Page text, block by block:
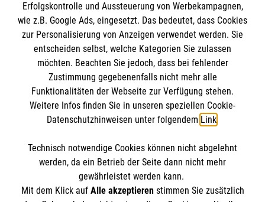
Informationen
Impressum
Datenschutz
Barrierefreiheit
Presse
Spendenkonto
Pax-Bank für Kirche und Caritas eG
IBAN: DE48 3706 0120 1201 2290 10
BIC: GENODED1PA7
So finden Sie uns
Erfolgskontrolle und Aussteuerung von Werbekampagnen,
wie z.B. Google Ads, eingesetzt. Das bedeutet, dass Cookies
zur Personalisierung von Anzeigen verwendet werden. Sie
entscheiden selbst, welche Kategorien Sie zulassen
möchten. Beachten Sie jedoch, dass bei fehlender
Zustimmung gegebenenfalls nicht mehr alle
Funktionalitäten der Webseite zur Verfügung stehen.
Weitere Infos finden Sie in unseren speziellen Cookie-
Datenschutzhinweisen unter folgendem Link.
Technisch notwendige Cookies können nicht abgelehnt
werden, da ein Betrieb der Seite dann nicht mehr
gewährleistet werden kann.
Mit dem Klick auf Alle akzeptierenstimmen Sie zusätzlich